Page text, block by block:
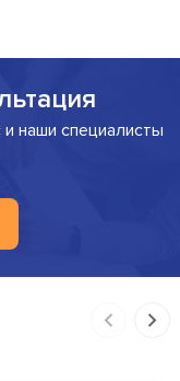
наши специалисты